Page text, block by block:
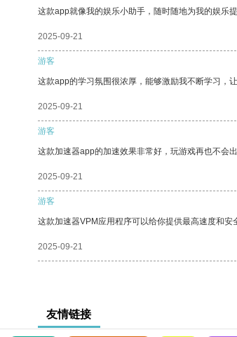
这款app就像我的娱乐小助手，随时随地为我的娱乐提
2025-09-21
游客
这款app的学习氛围很浓厚，能够激励我不断学习，
2025-09-21
游客
这款加速器app的加速效果非常好，玩游戏再也不会
2025-09-21
游客
这款加速器VPM应用程序可以给你提供最高速度和安
2025-09-21
友情链接